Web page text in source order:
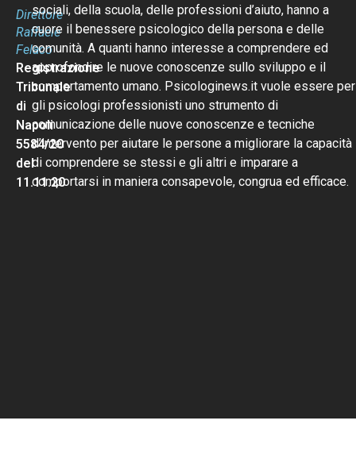
Direttore
Raffaele
Felaco
Registrazione
Tribunale
di
Napoli
5584/20
del
11.11.20
sociali, della scuola, delle professioni d’aiuto, hanno a
cuore il benessere psicologico della persona e delle
comunità. A quanti hanno interesse a comprendere ed
approfondire le nuove conoscenze sullo sviluppo e il
comportamento umano. Psicologinews.it vuole essere per
gli psicologi professionisti uno strumento di
comunicazione delle nuove conoscenze e tecniche
d’intervento per aiutare le persone a migliorare la capacità
di comprendere se stessi e gli altri e imparare a
comportarsi in maniera consapevole, congrua ed efficace.